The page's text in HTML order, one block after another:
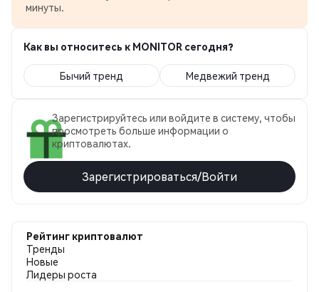
минуты.
Как вы относитесь к MONITOR сегодня?
Бычий тренд Медвежий тренд
Зарегистрируйтесь или войдите в систему, чтобы
просмотреть больше информации о
криптовалютах.
Зарегистрироваться/Войти
Рейтинг криптовалют
Тренды
Новые
Лидеры роста